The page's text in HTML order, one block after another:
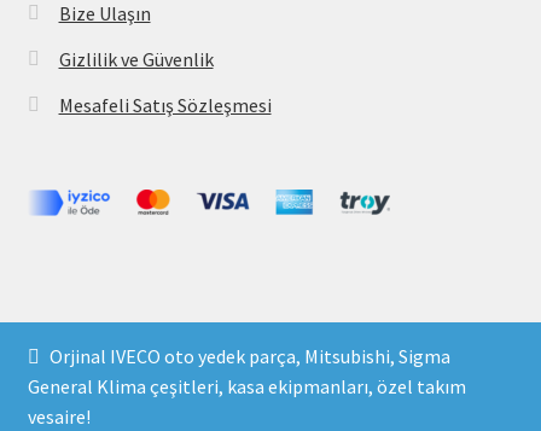
Orjinal IVECO oto yedek parça, Mitsubishi, Sigma
General Klima çeşitleri, kasa ekipmanları, özel takım
vesaire!
Bize Ulaşın
Gizlilik ve Güvenlik
Mesafeli Satış Sözleşmesi
Copyright 2021 © parcavs.com Tüm hakları saklıdır. Kredi
kartı bilgileriniz 256bit SSL sertifikası ile korunmaktadır.